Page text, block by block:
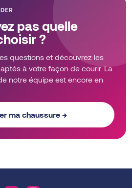
pas quelle
?
questions et découvrez les
à votre façon de courir. La
notre équipe est encore en
ma chaussure →